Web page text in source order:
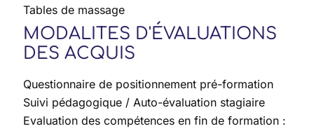
Tables de massage
MODALITES D'ÉVALUATIONS
DES ACQUIS
Questionnaire de positionnement pré-formation
Suivi pédagogique / Auto-évaluation stagiaire
Evaluation des compétences en fin de formation :